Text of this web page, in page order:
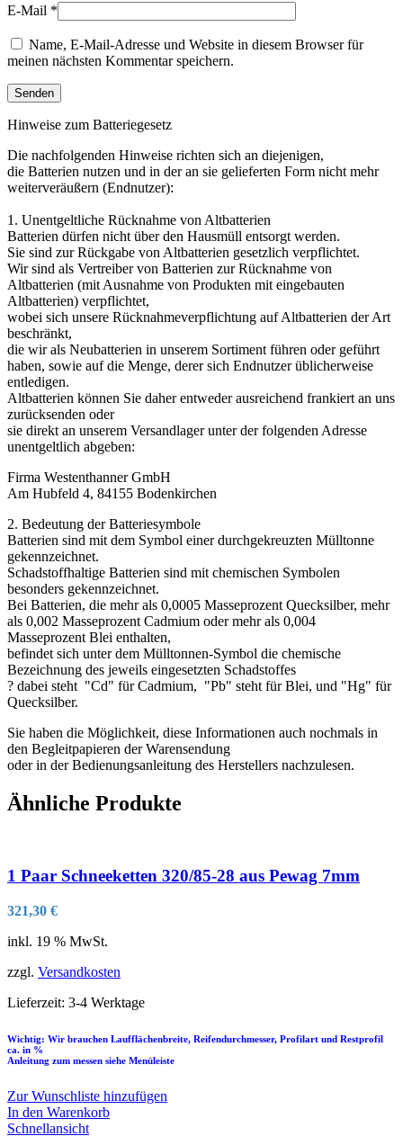
E-Mail *
Name, E-Mail-Adresse und Website in diesem Browser für
meinen nächsten Kommentar speichern.
Hinweise zum Batteriegesetz
Die nachfolgenden Hinweise richten sich an diejenigen,
die Batterien nutzen und in der an sie gelieferten Form nicht mehr
weiterveräußern (Endnutzer):
1. Unentgeltliche Rücknahme von Altbatterien
Batterien dürfen nicht über den Hausmüll entsorgt werden.
Sie sind zur Rückgabe von Altbatterien gesetzlich verpflichtet.
Wir sind als Vertreiber von Batterien zur Rücknahme von
Altbatterien (mit Ausnahme von Produkten mit eingebauten
Altbatterien) verpflichtet,
wobei sich unsere Rücknahmeverpflichtung auf Altbatterien der Art
beschränkt,
die wir als Neubatterien in unserem Sortiment führen oder geführt
haben, sowie auf die Menge, derer sich Endnutzer üblicherweise
entledigen.
Altbatterien können Sie daher entweder ausreichend frankiert an uns
zurücksenden oder
sie direkt an unserem Versandlager unter der folgenden Adresse
unentgeltlich abgeben:
Firma Westenthanner GmbH
Am Hubfeld 4, 84155 Bodenkirchen
2. Bedeutung der Batteriesymbole
Batterien sind mit dem Symbol einer durchgekreuzten Mülltonne
gekennzeichnet.
Schadstoffhaltige Batterien sind mit chemischen Symbolen
besonders gekennzeichnet.
Bei Batterien, die mehr als 0,0005 Masseprozent Quecksilber, mehr
als 0,002 Masseprozent Cadmium oder mehr als 0,004
Masseprozent Blei enthalten,
befindet sich unter dem Mülltonnen-Symbol die chemische
Bezeichnung des jeweils eingesetzten Schadstoffes
? dabei steht "Cd" für Cadmium, "Pb" steht für Blei, und "Hg" für
Quecksilber.
Sie haben die Möglichkeit, diese Informationen auch nochmals in
den Begleitpapieren der Warensendung
oder in der Bedienungsanleitung des Herstellers nachzulesen.
Ähnliche Produkte
1 Paar Schneeketten 320/85-28 aus Pewag 7mm
321,30 €
inkl. 19 % MwSt.
zzgl. Versandkosten
Lieferzeit: 3-4 Werktage
Wichtig: Wir brauchen Laufflächenbreite, Reifendurchmesser, Profilart und Restprofil
ca. in %
Anleitung zum messen siehe Menüleiste
Zur Wunschliste hinzufügen
In den Warenkorb
Schnellansicht